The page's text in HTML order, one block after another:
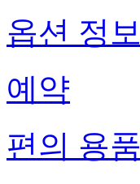
옵션 정보
예약
편의 용품